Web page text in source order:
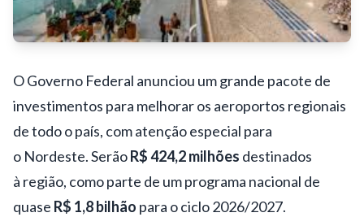
OGoverno Federal anunciou um grande pacote de
investimentos para melhorar os aeroportos regionais
de todo o país, com atenção especial para
o Nordeste.SerãoR$ 424,2 milhões destinados
à região, como parte de um programa nacional de
quase R$ 1,8 bilhão para o ciclo 2026/2027.